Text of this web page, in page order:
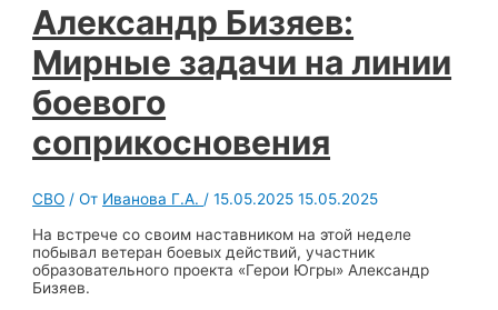
Александр Бизяев:
Мирные задачи на линии
боевого
соприкосновения
СВО / От Иванова Г.А. /15.05.2025 15.05.2025
На встрече со своим наставником на этой неделе
побывал ветеран боевых действий, участник
образовательного проекта «Герои Югры» Александр
Бизяев.